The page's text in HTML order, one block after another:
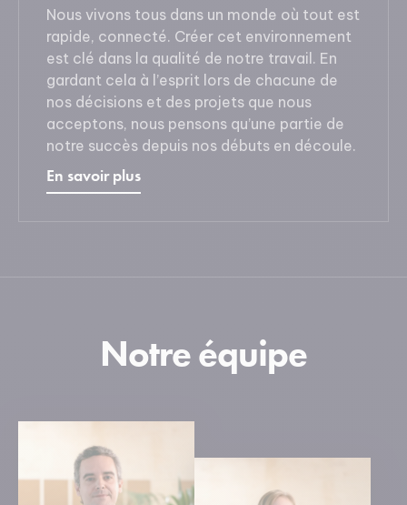
Nous vivons tous dans un monde où tout est
rapide, connecté. Créer cet environnement
est clé dans la qualité de notre travail. En
gardant cela à l’esprit lors de chacune de
nos décisions et des projets que nous
acceptons, nous pensons qu’une partie de
notre succès depuis nos débuts en découle.
En savoir plus
Notre équipe